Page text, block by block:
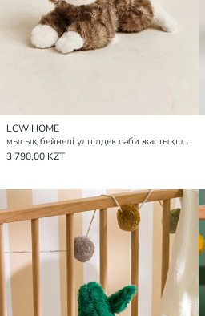
LCW HOME
мысық бейнелі үлпілдек сәби жастықшасы
3 790,00 KZT